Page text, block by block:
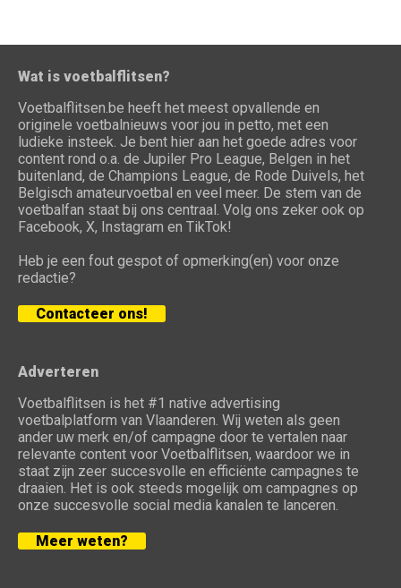
Wat is voetbalflitsen?
Voetbalflitsen.be heeft het meest opvallende en
originele voetbalnieuws voor jou in petto, met een
ludieke insteek. Je bent hier aan het goede adres voor
content rond o.a. de Jupiler Pro League, Belgen in het
buitenland, de Champions League, de Rode Duivels, het
Belgisch amateurvoetbal en veel meer. De stem van de
voetbalfan staat bij ons centraal. Volg ons zeker ook op
Facebook, X, Instagram en TikTok!
Heb je een fout gespot of opmerking(en) voor onze
redactie?
Contacteer ons!
Adverteren
Voetbalflitsen is het #1 native advertising
voetbalplatform van Vlaanderen. Wij weten als geen
ander uw merk en/of campagne door te vertalen naar
relevante content voor Voetbalflitsen, waardoor we in
staat zijn zeer succesvolle en efficiënte campagnes te
draaien. Het is ook steeds mogelijk om campagnes op
onze succesvolle social media kanalen te lanceren.
Meer weten?